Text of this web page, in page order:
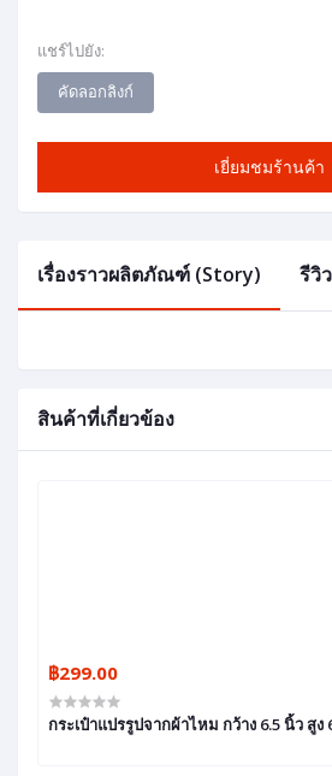
แชร์ไปยัง:
คัดลอกลิงก์
เยี่ยมชมร้านค้า
เรื่องราวผลิตภัณฑ์ (Story) รีวิว
สินค้าที่เกี่ยวข้อง
฿299.00
กระเป๋าแปรรูปจากผ้าไหม กว้าง 6.5 นิ้ว สู